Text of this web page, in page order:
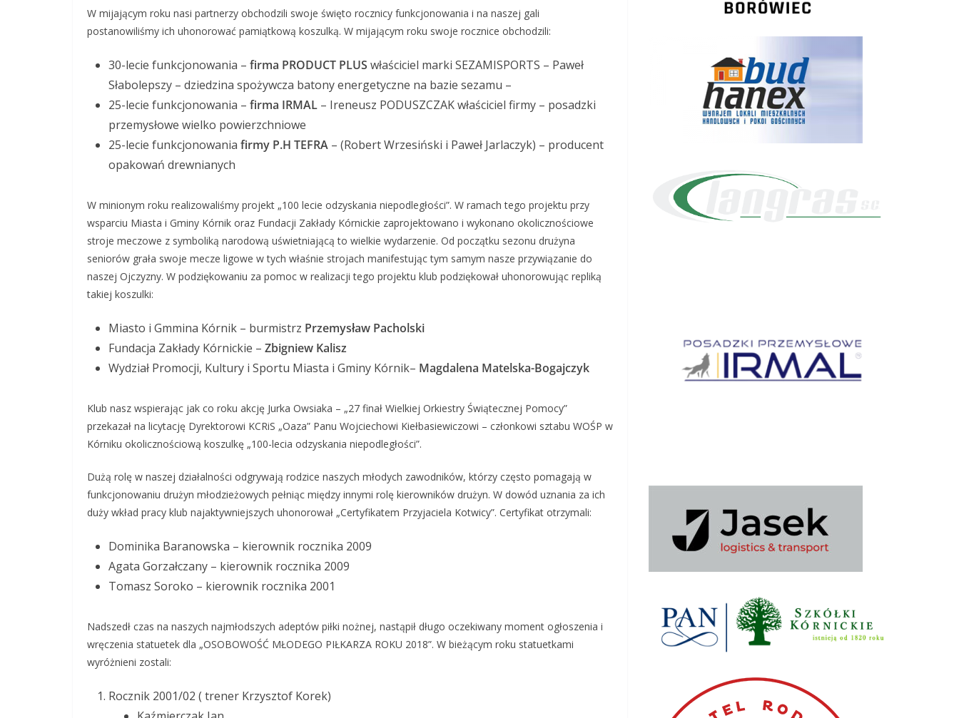
W mijającym roku nasi partnerzy obchodzili swoje święto rocznicy funkcjonowania i na naszej gali
postanowiliśmy ich uhonorować pamiątkową koszulką. W mijającym roku swoje rocznice obchodzili:
30-lecie funkcjonowania – firma PRODUCT PLUS właściciel marki SEZAMISPORTS – Paweł
Słabolepszy – dziedzina spożywcza batony energetyczne na bazie sezamu –
25-lecie funkcjonowania – firma IRMAL – Ireneusz PODUSZCZAK właściciel firmy – posadzki
przemysłowe wielko powierzchniowe
25-lecie funkcjonowania firmy P.H TEFRA – (Robert Wrzesiński i Paweł Jarlaczyk) – producent
opakowań drewnianych
W minionym roku realizowaliśmy projekt „100 lecie odzyskania niepodległości”. W ramach tego projektu przy
wsparciu Miasta i Gminy Kórnik oraz Fundacji Zakłady Kórnickie zaprojektowano i wykonano okolicznościowe
stroje meczowe z symboliką narodową uświetniającą to wielkie wydarzenie. Od początku sezonu drużyna
seniorów grała swoje mecze ligowe w tych właśnie strojach manifestując tym samym nasze przywiązanie do
naszej Ojczyzny. W podziękowaniu za pomoc w realizacji tego projektu klub podziękował uhonorowując repliką
takiej koszulki:
Miasto i Gmmina Kórnik – burmistrz Przemysław Pacholski
Fundacja Zakłady Kórnickie – Zbigniew Kalisz
Wydział Promocji, Kultury i Sportu Miasta i Gminy Kórnik– Magdalena Matelska-Bogajczyk
Klub nasz wspierając jak co roku akcję Jurka Owsiaka – „27 finał Wielkiej Orkiestry Świątecznej Pomocy”
przekazał na licytację Dyrektorowi KCRiS „Oaza” Panu Wojciechowi Kiełbasiewiczowi – członkowi sztabu WOŚP w
Kórniku okolicznościową koszulkę „100-lecia odzyskania niepodległości”.
Dużą rolę w naszej działalności odgrywają rodzice naszych młodych zawodników, którzy często pomagają w
funkcjonowaniu drużyn młodzieżowych pełniąc między innymi rolę kierowników drużyn. W dowód uznania za ich
duży wkład pracy klub najaktywniejszych uhonorował „Certyfikatem Przyjaciela Kotwicy”. Certyfikat otrzymali:
Dominika Baranowska – kierownik rocznika 2009
Agata Gorzałczany – kierownik rocznika 2009
Tomasz Soroko – kierownik rocznika 2001
Nadszedł czas na naszych najmłodszych adeptów piłki nożnej, nastąpił długo oczekiwany moment ogłoszenia i
wręczenia statuetek dla „OSOBOWOŚĆ MŁODEGO PIŁKARZA ROKU 2018”. W bieżącym roku statuetkami
wyróżnieni zostali:
Rocznik 2001/02 ( trener Krzysztof Korek)